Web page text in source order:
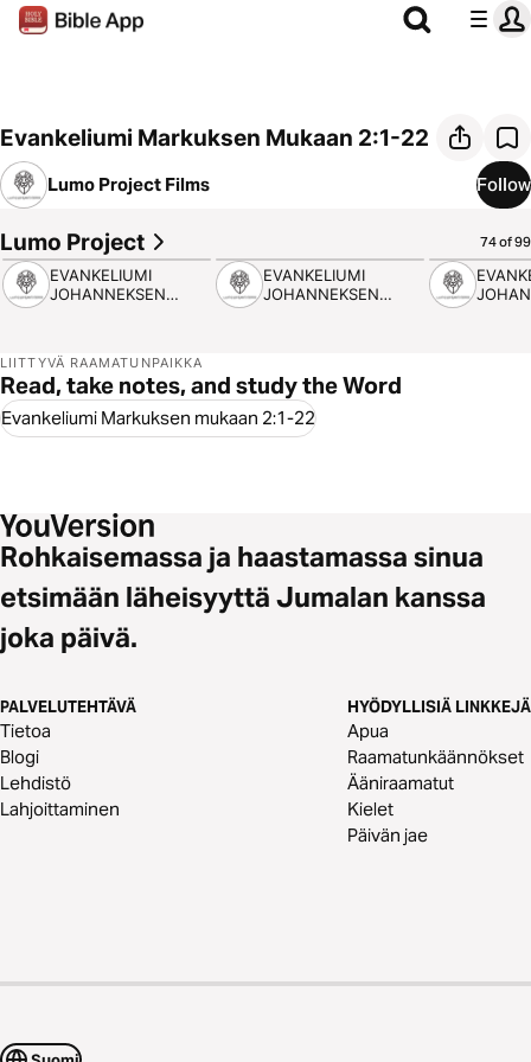
Evankeliumi Markuksen Mukaan 2:1-22
Lumo Project Films Follow
Lumo Project 74 of 99
9:12
EVANKELIUMI
JOHANNEKSEN
EVANKELIUMI
JOHANNEKSEN
LIITTYVÄ RAAMATUNPAIKKA
Read, take notes, and study the Word
Evankeliumi Markuksen mukaan 2:1-22
Rohkaisemassa ja haastamassa sinua
etsimään läheisyyttä Jumalan kanssa
joka päivä.
PALVELUTEHTÄVÄ
Tietoa
Blogi
Lehdistö
Lahjoittaminen
HYÖDYLLISIÄ LINKKEJÄ
Apua
Raamatunkäännökset
Ääniraamatut
Kielet
Päivän jae